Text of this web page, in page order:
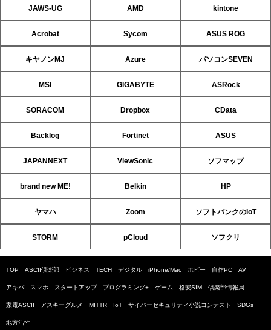
JAWS-UG AMD kintone
Acrobat Sycom ASUS ROG
キヤノンMJ Azure パソコンSEVEN
MSI GIGABYTE ASRock
SORACOM Dropbox CData
Backlog Fortinet ASUS
JAPANNEXT ViewSonic ソフマップ
brand new ME! Belkin HP
ヤマハ Zoom ソフトバンクのIoT
STORM pCloud ソフクリ
TOP ASCII倶楽部 ビジネス TECH デジタル iPhone/Mac ホビー 自作PC AV
アキバ スマホ スタートアップ プログラミング+ ゲーム 格安SIM 倶楽部情報局
家電ASCII アスキーグルメ MITTR IoT サイバーセキュリティ小説コンテスト SDGs
地方活性